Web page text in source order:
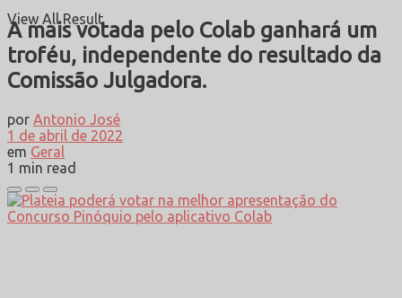
View All Result
A mais votada pelo Colab ganhará um
troféu, independente do resultado da
Comissão Julgadora.
por Antonio José
1 de abril de 2022
em Geral
1 min read